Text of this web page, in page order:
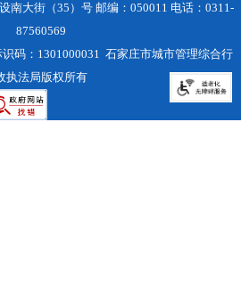
南大街（35）号 邮编：050011 电话：0311-
87560569
识码：1301000031 石家庄市城市管理综合行
执法局版权所有